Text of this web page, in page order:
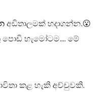
ගැනීමට පහත ලින්ක්
මෙහිදී ඔබ හමු වූ අතර
අඩිතාලමක් හදාගන්න.😮
හැමෝටම.... මේ
කළ හැකි අච්චුවකි.